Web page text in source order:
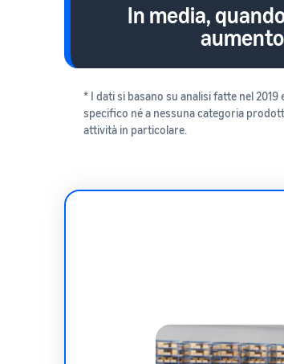
In media,
* I dati si basano su analisi fatte nel
specifico né a nessuna categoria
attività in particolare.